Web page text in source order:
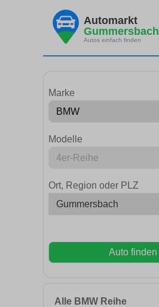
Automarkt
Gummersbach
Autos einfach finden
Marke
Modelle
Ort, Region oder PLZ
Auto finden
Alle BMW Reihe